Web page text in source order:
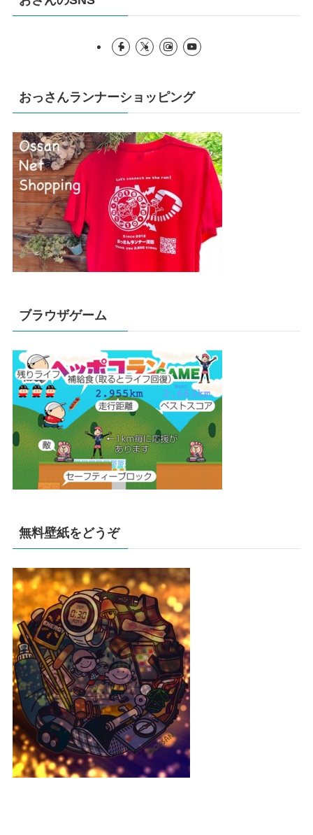
おっさんランナーショッピング
ブラウザゲーム
無料壁紙をどうぞ